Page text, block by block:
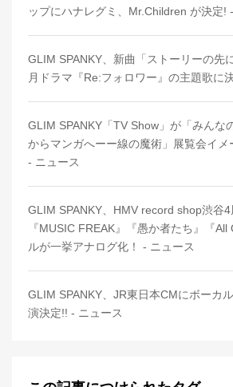
ップにハナレグミ、Mr.Children が決定!
GLIM SPANKY、新曲「ストーリーの先
月ドラマ『Re:フォロワー』の主題歌に
GLIM SPANKY「TV Show」が「みんな
からマンガへーー線の魔術」展覧会イメ
- ニュース
GLIM SPANKY、HMV record shop渋谷
『MUSIC FREAK』『愚か者たち』『All
ルが一挙アナログ化！ - ニュース
GLIM SPANKY、JR東日本CMにボーカ
演決定!! - ニュース